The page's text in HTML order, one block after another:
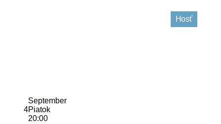
Hosť
4
September
Piatok
20:00